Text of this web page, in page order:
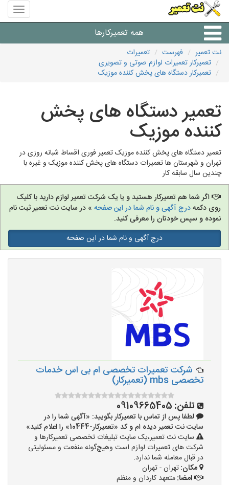
منوی
سایت
تعمیر
همه تعمیرکارها
شرکت های تعمیرات لوازم
نت تعمیر فهرست
تعمیرات
تعمیرکار تعمیرات لوازم صوتی و تصویری
تعمیرکار دستگاه های پخش کننده موزیک
تعمیر دستگاه های پخش
کننده موزیک
تعمیر دستگاه های پخش کننده موزیک تعمیر فوری اقساط شبانه روزی در
تهران و شهرستان ها تعمیرات دستگاه های پخش کننده موزیک و غیره با
چندین سال سابقه کار
اگر شما هم تعمیرکار هستید و یا یک شرکت تعمیر لوازم دارید با کلیک
روی دکمهدرج آگهی و نام شما در این صفحه » در سایت نت تعمیر ثبت نام
نموده و سپس خودتان را معرفی کنید.
درج آگهی و نام شما در این صفحه
شرکت تعمیرات تخصصی ام بی اس خدمات
تخصصی mbs (تعمیرکار)
تلفن: 09109665405‏‪‬‏
لطفا پس از تماس با تعمیرکار بگویید: «آگهی شما را در
سایت نت تعمیر دیده ام و کد «تعمیرکار-10444» را اعلام کنید»
سایت نت تعمیر،یک سایت تبلیغات تخصصی تعمیرکارها و
شرکت های تعمیرات لوازم است وهیچ‌گونه منفعت و مسئولیتی
در قبال معامله شما ندارد.
مکان:تهران - تهران
امضا:متعهد کاردان و منظم